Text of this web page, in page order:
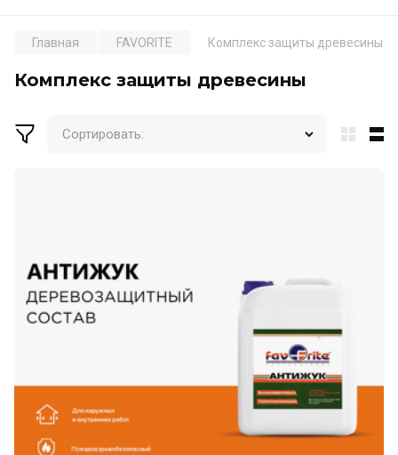
Главная FAVORITE Комплекс защиты древесины
Комплекс защиты древесины
Сортировать: